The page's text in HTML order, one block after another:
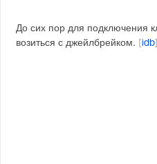
До сих пор для подключения
возиться с джейлбрейком.
[idb